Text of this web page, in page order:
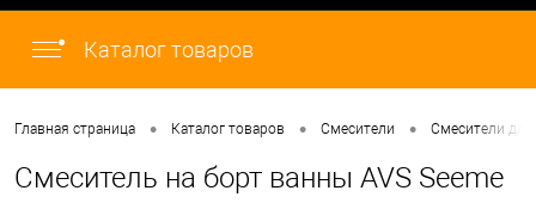
Каталог товаров
Главная страница • Каталог товаров • Смесители • Смесители
Смеситель на борт ванны AVS Seeme